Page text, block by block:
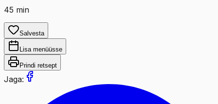
45 min
Salvesta
Lisa menüüsse
Prindi retsept
Jaga: